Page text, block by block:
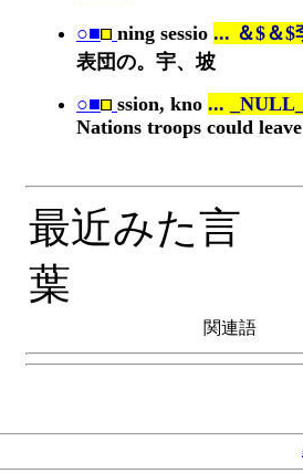
○■ ning sessio ... ＆$＆$
表団の。宇、坡
○■ ssion, kno ...
Nations troops could
最近みた言
葉
関連語